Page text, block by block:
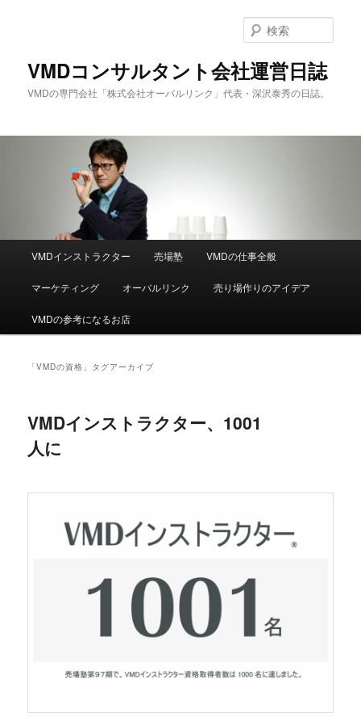
VMDコンサルタント会社運営日誌
VMDの専門会社「株式会社オーバルリンク」代表・深沢泰秀の日誌。
索
ュ
VMDインストラクター 売場塾 VMDの仕事全般
マーケティング オーバルリンク 売り場作りのアイデア
VMDの参考になるお店
「VMDの資格 」タグアーカイブ
VMDインストラクター、1001
人に